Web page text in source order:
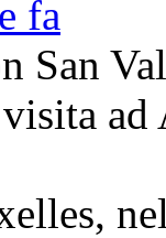
fa
San